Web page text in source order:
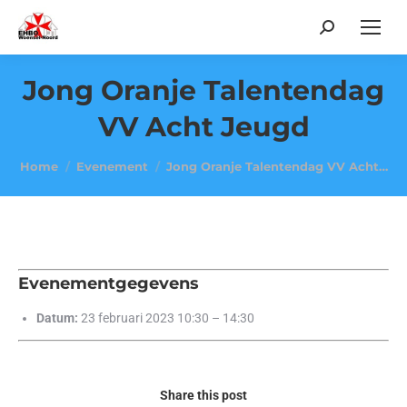
Search:
Jong Oranje Talentendag
VV Acht Jeugd
Je bent hier:
Home Evenement Jong Oranje Talentendag VV Acht…
Evenementgegevens
Datum: 23 februari 2023 10:30 – 14:30
Share this post